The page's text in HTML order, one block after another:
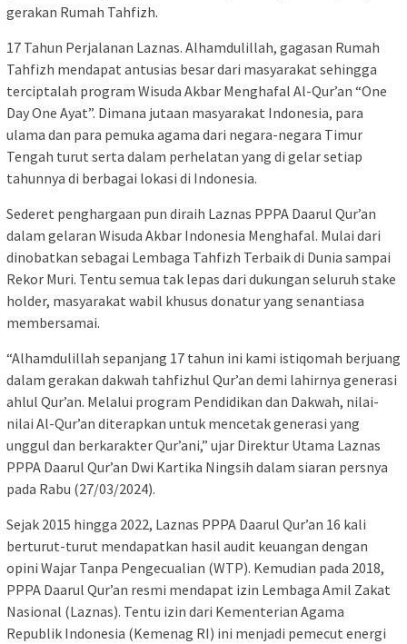
gerakan Rumah Tahfizh.
17 Tahun Perjalanan Laznas. Alhamdulillah, gagasan Rumah
Tahfizh mendapat antusias besar dari masyarakat sehingga
terciptalah program Wisuda Akbar Menghafal Al-Qur’an “One
Day One Ayat”. Dimana jutaan masyarakat Indonesia, para
ulama dan para pemuka agama dari negara-negara Timur
Tengah turut serta dalam perhelatan yang di gelar setiap
tahunnya di berbagai lokasi di Indonesia.
Sederet penghargaan pun diraih Laznas PPPA Daarul Qur’an
dalam gelaran Wisuda Akbar Indonesia Menghafal. Mulai dari
dinobatkan sebagai Lembaga Tahfizh Terbaik di Dunia sampai
Rekor Muri. Tentu semua tak lepas dari dukungan seluruh stake
holder, masyarakat wabil khusus donatur yang senantiasa
membersamai.
“Alhamdulillah sepanjang 17 tahun ini kami istiqomah berjuang
dalam gerakan dakwah tahfizhul Qur’an demi lahirnya generasi
ahlul Qur’an. Melalui program Pendidikan dan Dakwah, nilai-
nilai Al-Qur’an diterapkan untuk mencetak generasi yang
unggul dan berkarakter Qur’ani,” ujar Direktur Utama Laznas
PPPA Daarul Qur’an Dwi Kartika Ningsih dalam siaran persnya
pada Rabu (27/03/2024).
Sejak 2015 hingga 2022, Laznas PPPA Daarul Qur’an 16 kali
berturut-turut mendapatkan hasil audit keuangan dengan
opini Wajar Tanpa Pengecualian (WTP). Kemudian pada 2018,
PPPA Daarul Qur’an resmi mendapat izin Lembaga Amil Zakat
Nasional (Laznas). Tentu izin dari Kementerian Agama
Republik Indonesia (Kemenag RI) ini menjadi pemecut energi